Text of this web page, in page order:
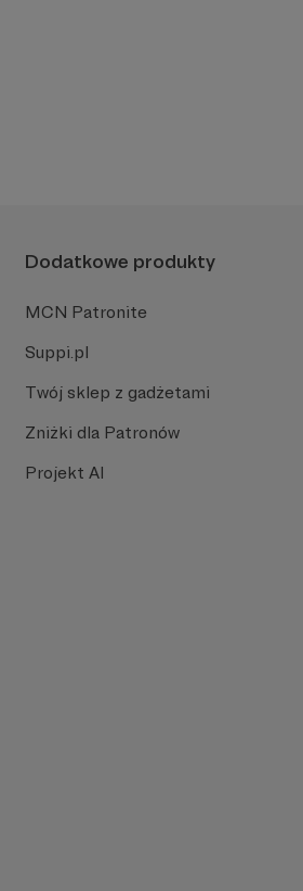
Dodatkowe produkty
MCN Patronite
Suppi.pl
Twój sklep z gadżetami
Zniżki dla Patronów
Projekt AI